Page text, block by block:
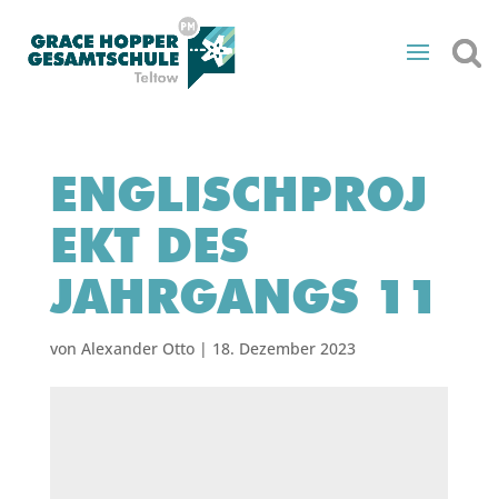
ENGLISCHPROJ
EKT DES
JAHRGANGS 11
von Alexander Otto| 18. Dezember 2023